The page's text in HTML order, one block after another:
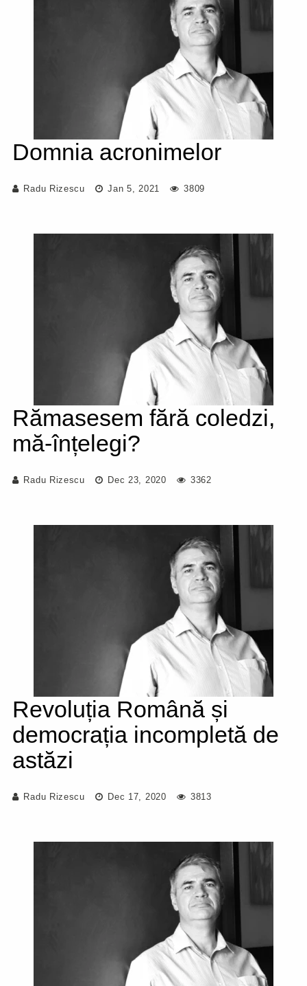
Domnia acronimelor
Radu Rizescu Jan 5, 2021 3809
Rămasesem fără coledzi,
mă-înțelegi?
Radu Rizescu Dec 23, 2020 3362
Revoluția Română și
democrația incompletă de
astăzi
Radu Rizescu Dec 17, 2020 3813